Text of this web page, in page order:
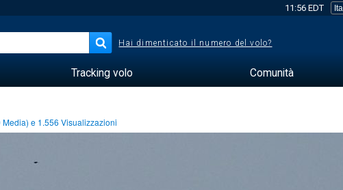
11:56 EDT
Hai dimenticato il numero del volo?
Tracking volo Comunità
Media) e 1.556 Visualizzazioni